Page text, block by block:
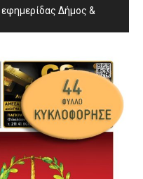
Δήμος &